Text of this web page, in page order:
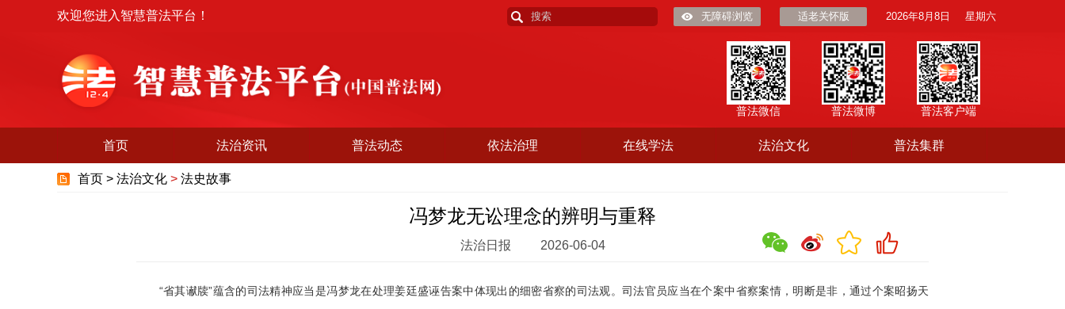
欢迎您进入智慧普法平台！ 无障碍浏览 适老关怀版 2026年8月8日 星期六
普法客户端
普法微博
普法微信
首页 法治资讯 普法动态 依法治理 在线学法 法治文化 普法集群
首页 > 法治文化 > 法史故事
冯梦龙无讼理念的辨明与重释
法治日报 2026-06-04
“省其谳牍”蕴含的司法精神应当是冯梦龙在处理姜廷盛诬告案中体现出的细密省察的司法观。司法官员应当在个案中省察案情，明断是非，通过个案昭扬天